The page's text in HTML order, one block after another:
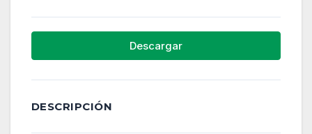
Descargar
DESCRIPCIÓN